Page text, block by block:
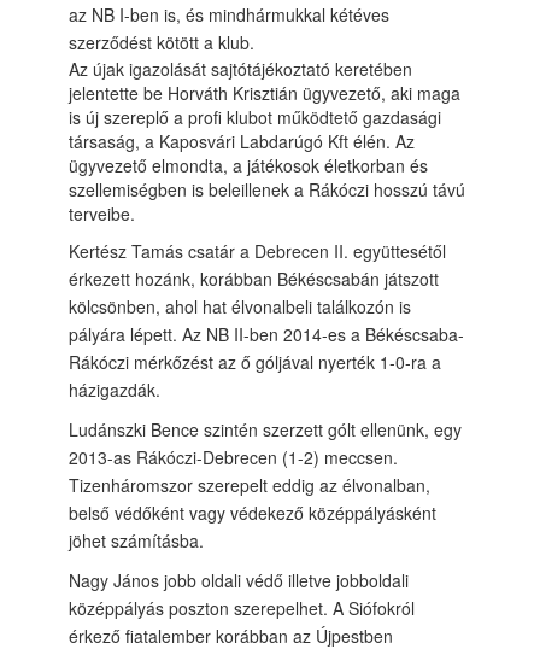
az NB I-ben is, és mindhármukkal kétéves
szerződést kötött a klub.
Az újak igazolását sajtótájékoztató keretében
jelentette be Horváth Krisztián ügyvezető, aki maga
is új szereplő a profi klubot működtető gazdasági
társaság, a Kaposvári Labdarúgó Kft élén. Az
ügyvezető elmondta, a játékosok életkorban és
szellemiségben is beleillenek a Rákóczi hosszú távú
terveibe.
Kertész Tamás csatár a Debrecen II. együttesétől
érkezett hozánk, korábban Békéscsabán játszott
kölcsönben, ahol hat élvonalbeli találkozón is
pályára lépett. Az NB II-ben 2014-es a Békéscsaba-
Rákóczi mérkőzést az ő góljával nyerték 1-0-ra a
házigazdák.
Ludánszki Bence szintén szerzett gólt ellenünk, egy
2013-as Rákóczi-Debrecen (1-2) meccsen.
Tizenháromszor szerepelt eddig az élvonalban,
belső védőként vagy védekező középpályásként
jöhet számításba.
Nagy János jobb oldali védő illetve jobboldali
középpályás poszton szerepelhet. A Siófokról
érkező fiatalember korábban az Újpestben